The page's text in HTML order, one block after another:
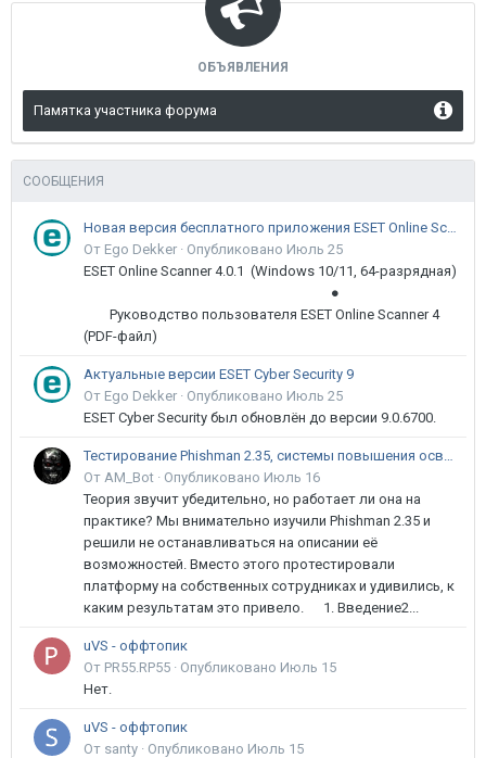
ОБЪЯВЛЕНИЯ
Памятка участника форума
СООБЩЕНИЯ
Новая версия бесплатного приложения ESET Online Scanner доступна пользователям
От Ego Dekker · Опубликовано Июль 25
ESET Online Scanner 4.0.1 (Windows 10/11, 64-разрядная)
●
Руководство пользователя ESET Online Scanner 4
(PDF-файл)
Актуальные версии ESET Cyber Security 9
От Ego Dekker · Опубликовано Июль 25
ESET Cyber Security был обновлён до версии 9.0.6700.
Тестирование Phishman 2.35, системы повышения осведомлённости пользователей в сфере ИБ
От AM_Bot · Опубликовано Июль 16
Теория звучит убедительно, но работает ли она на
практике? Мы внимательно изучили Phishman 2.35 и
решили не останавливаться на описании её
возможностей. Вместо этого протестировали
платформу на собственных сотрудниках и удивились, к
каким результатам это привело. 1. Введение2...
uVS - оффтопик
От PR55.RP55 · Опубликовано Июль 15
Нет.
uVS - оффтопик
От santy · Опубликовано Июль 15